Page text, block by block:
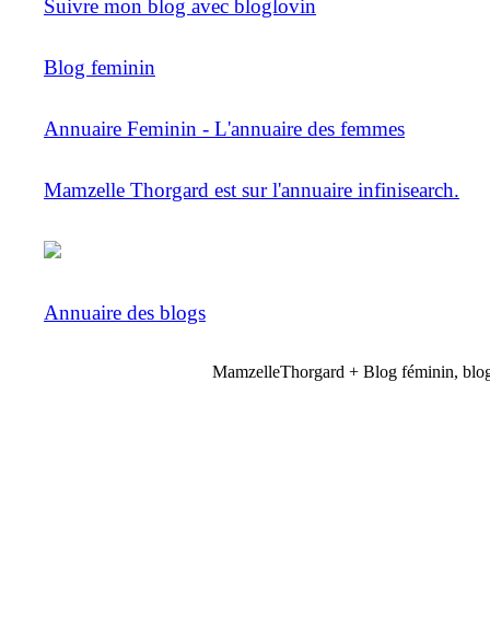
Suivre mon blog avec bloglovin
Blog feminin
Annuaire Feminin - L'annuaire des femmes
Mamzelle Thorgard est sur l'annuaire infinisearch.
Annuaire des blogs
MamzelleThorgard + Blog féminin,